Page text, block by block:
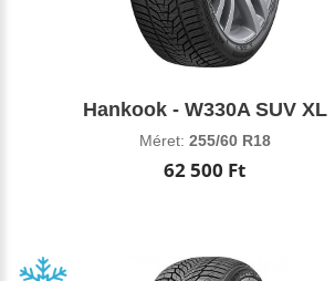
Hankook - W330A SUV XL
Méret: 255/60 R18
62 500 Ft